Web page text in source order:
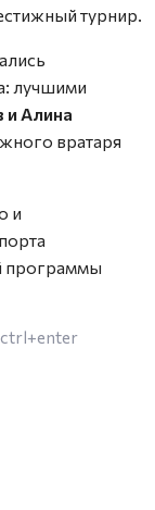
турнир.
лучшими
Алина
вратаря
и
программы
ctrl+enter